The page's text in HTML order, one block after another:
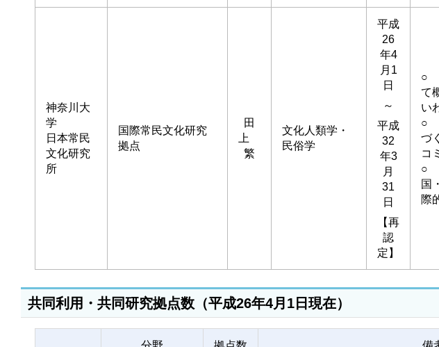
神奈川大
学
日本常民
文化研究
所
国際常民文化研究
拠点
田
上
繁
文化人類学・
民俗学
平成
26
年4
月1
日
～
平成
32
年3
月
31
日
【再
認
定】
○
て
い
○
づ
コ
○
国
際
共同利用・共同研究拠点数（平成26年4月1日現在）